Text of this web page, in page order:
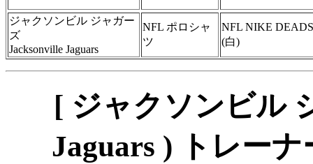
ジャクソンビル ジャガー
ズ
Jacksonville Jaguars
NFL ポロシャ
ツ
NFL NIKE
(白)
[ ジャクソンビル
Jaguars ) トレーナ